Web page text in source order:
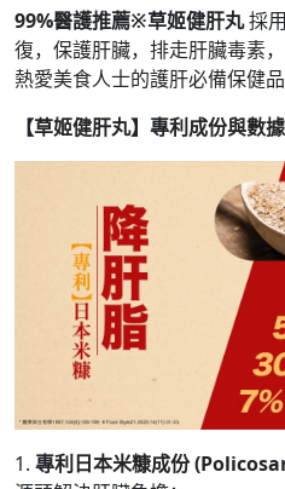
99%醫護推薦※草姬健肝丸採
復，保護肝臟，排走肝臟毒素
熱愛美食人士的護肝必備保健品
【草姬健肝丸】專利成份與數
1. 專利日本米糠成份